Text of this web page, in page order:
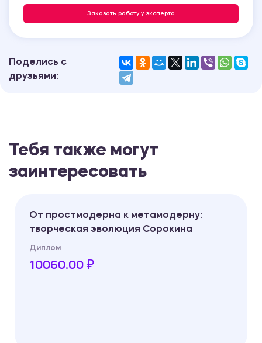
Заказать работу у эксперта
Поделись с
друзьями:
Тебя также могут
заинтересовать
От простмодерна к метамодерну:
творческая эволюция Сорокина
Диплом
10060.00 ₽